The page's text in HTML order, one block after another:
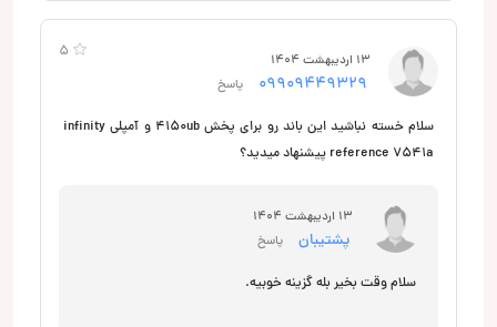
5 13 اردیبهشت 1404
پاسخ
سلام خسته نباشید این باند رو برای پخش 4150ub و آمپلی infinity
reference 7541a پیشنهاد میدید؟
13 اردیبهشت 1404
پشتیبان پاسخ
سلام وقت بخیر بله گزینه خوبیه.